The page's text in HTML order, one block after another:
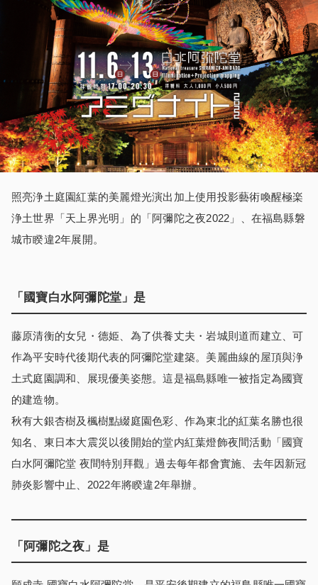
照亮浄土庭園紅葉的美麗燈光演出加上使用投影藝術喚醒極楽
浄土世界「天上界光明」的「阿彌陀之夜2022」、在福島縣磐
城市睽違2年展開。
「國寶白水阿彌陀堂」是
藤原清衡的女兒・德姫、為了供養丈夫・岩城則道而建立、可
作為平安時代後期代表的阿彌陀堂建築。美麗曲線的屋頂與浄
土式庭園調和、展現優美姿態。這是福島縣唯一被指定為國寶
的建造物。
秋有大銀杏樹及楓樹點綴庭園色彩、作為東北的紅葉名勝也很
知名、東日本大震災以後開始的堂内紅葉燈飾夜間活動「國寶
白水阿彌陀堂 夜間特別拜觀」過去每年都會實施、去年因新冠
肺炎影響中止、2022年將睽違2年舉辦。
「阿彌陀之夜」是